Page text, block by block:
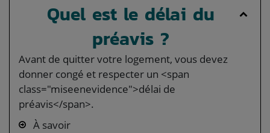
Quel est le délai du
préavis ?
Avant de quitter votre logement, vous devez
donner congé et respecter un <span
class="miseenevidence">délai de
préavis</span>.
À savoir